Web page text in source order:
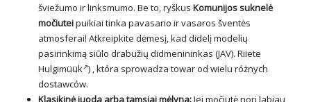
šviežumo ir linksmumo. Be to, ryškus Komunijos suknelė
močiuteipuikiai tinka pavasario ir vasaros šventės
atmosferai! Atkreipkite dėmesį, kad didelį modelių
pasirinkimą siūlo drabužių didmenininkas (JAV). Riiete
Hulgimüük ) , która sprowadza towar od wielu różnych
dostawców.